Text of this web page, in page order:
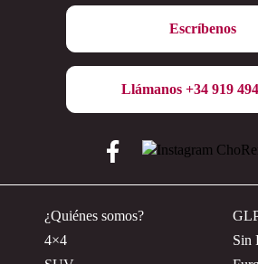
Escríbenos
Llámanos +34 919
¿Quiénes somos?
4×4
Sin